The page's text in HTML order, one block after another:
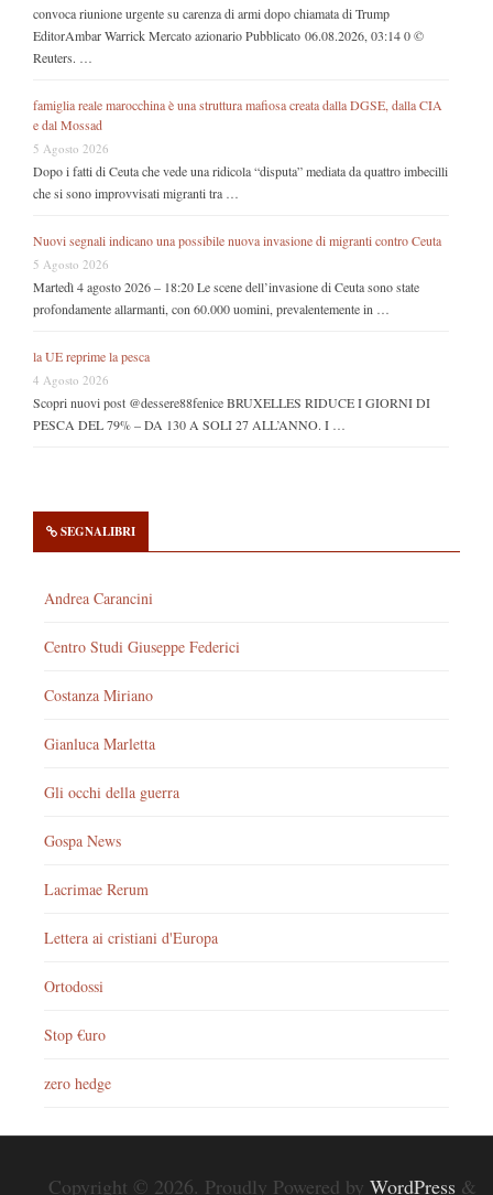
convoca riunione urgente su carenza di armi dopo chiamata di Trump
EditorAmbar Warrick Mercato azionario Pubblicato 06.08.2026, 03:14 0 ©
Reuters. …
famiglia reale marocchina è una struttura mafiosa creata dalla DGSE, dalla CIA
e dal Mossad
5 Agosto 2026
Dopo i fatti di Ceuta che vede una ridicola “disputa” mediata da quattro imbecilli
che si sono improvvisati migranti tra …
Nuovi segnali indicano una possibile nuova invasione di migranti contro Ceuta
5 Agosto 2026
Martedì 4 agosto 2026 – 18:20 Le scene dell’invasione di Ceuta sono state
profondamente allarmanti, con 60.000 uomini, prevalentemente in …
la UE reprime la pesca
4 Agosto 2026
Scopri nuovi post @dessere88fenice BRUXELLES RIDUCE I GIORNI DI
PESCA DEL 79% – DA 130 A SOLI 27 ALL’ANNO. I …
SEGNALIBRI
Andrea Carancini
Centro Studi Giuseppe Federici
Costanza Miriano
Gianluca Marletta
Gli occhi della guerra
Gospa News
Lacrimae Rerum
Lettera ai cristiani d'Europa
Ortodossi
Stop €uro
zero hedge
Copyright © 2026. Proudly Powered by WordPress &